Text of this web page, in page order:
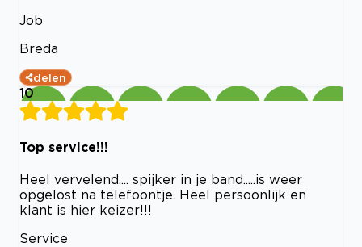
Job
Breda
delen
10
Top service!!!
Heel vervelend.... spijker in je band.....is weer
opgelost na telefoontje. Heel persoonlijk en
klant is hier keizer!!!
Service